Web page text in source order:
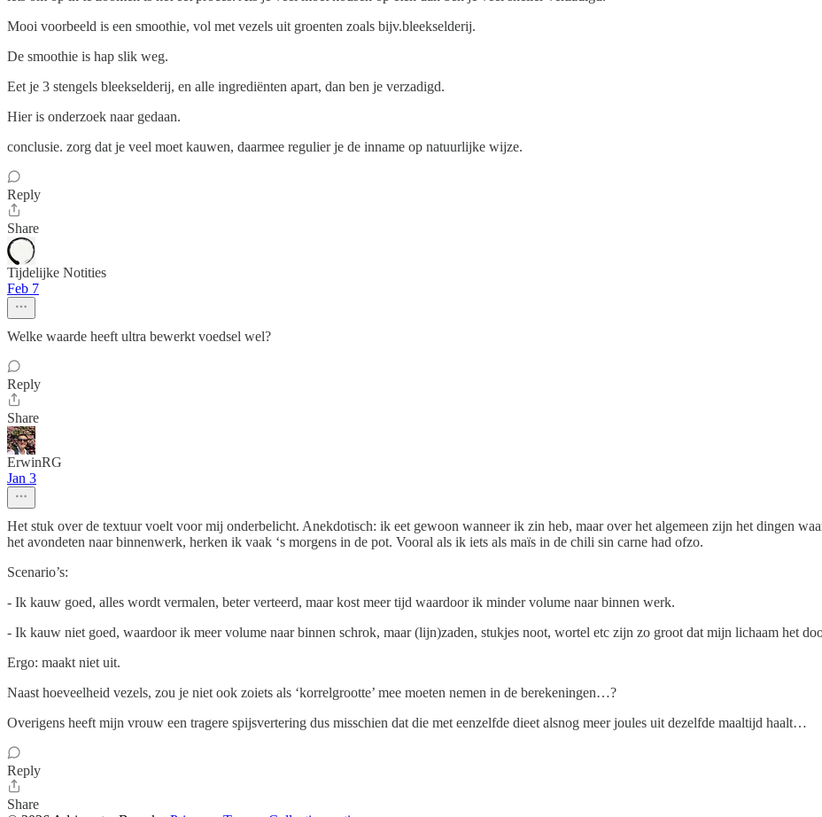
Mooi voorbeeld is een smoothie, vol met vezels uit groenten zoals bijv.bleekselderij.
De smoothie is hap slik weg.
Eet je 3 stengels bleekselderij, en alle ingrediënten apart, dan ben je verzadigd.
Hier is onderzoek naar gedaan.
conclusie. zorg dat je veel moet kauwen, daarmee regulier je de inname op natuurlijke wijze.
Reply
Share
Tijdelijke Notities
Feb 7
Welke waarde heeft ultra bewerkt voedsel wel?
Reply
Share
ErwinRG
Jan 3
Het stuk over de textuur voelt voor mij onderbelicht. Anekdotisch: ik eet gewoon wanneer ik zin heb, maar over het algemeen zijn het dingen
het avondeten naar binnenwerk, herken ik vaak ‘s morgens in de pot. Vooral als ik iets als maïs in de chili sin carne had ofzo.
Scenario’s:
- Ik kauw goed, alles wordt vermalen, beter verteerd, maar kost meer tijd waardoor ik minder volume naar binnen werk.
- Ik kauw niet goed, waardoor ik meer volume naar binnen schrok, maar (lijn)zaden, stukjes noot, wortel etc zijn zo groot dat mijn lichaam het
Ergo: maakt niet uit.
Naast hoeveelheid vezels, zou je niet ook zoiets als ‘korrelgrootte’ mee moeten nemen in de berekeningen…?
Overigens heeft mijn vrouw een tragere spijsvertering dus misschien dat die met eenzelfde dieet alsnog meer joules uit dezelfde maaltijd haalt…
Reply
Share